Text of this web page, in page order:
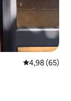
4,98 av 5 i
4,98 (65)